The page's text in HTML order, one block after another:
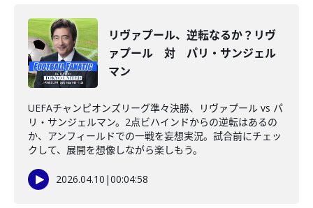
リヴァプール、逆転なるか？リヴ
ァプール 対 パリ・サンジェル
マン
UEFAチャンピオンズリーグ準々決勝、リヴァプール vs パ
リ・サンジェルマン。2点ビハインドからの逆転はあるの
か、アンフィールドでの一戦を妄想実況。試合前にチェッ
クして、展開を想像しながら楽しもう。
2026.04.10 |00:04:58